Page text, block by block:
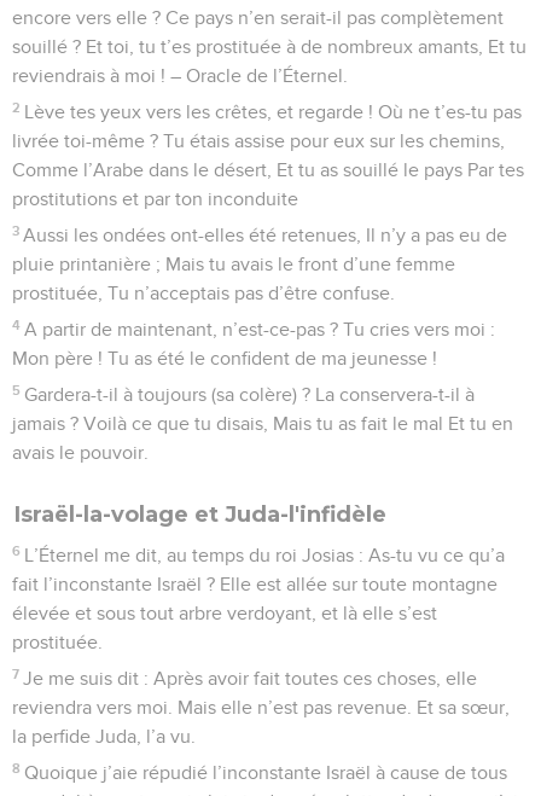
encore vers elle ? Ce pays n’en serait-il pas complètement
souillé ? Et toi, tu t’es prostituée à de nombreux amants, Et tu
reviendrais à moi ! – Oracle de l’Éternel.
2 Lève tes yeux vers les crêtes, et regarde ! Où ne t’es-tu pas
livrée toi-même ? Tu étais assise pour eux sur les chemins,
Comme l’Arabe dans le désert, Et tu as souillé le pays Par tes
prostitutions et par ton inconduite
3 Aussi les ondées ont-elles été retenues, Il n’y a pas eu de
pluie printanière ; Mais tu avais le front d’une femme
prostituée, Tu n’acceptais pas d’être confuse.
4 A partir de maintenant, n’est-ce-pas ? Tu cries vers moi :
Mon père ! Tu as été le confident de ma jeunesse !
5 Gardera-t-il à toujours (sa colère) ? La conservera-t-il à
jamais ? Voilà ce que tu disais, Mais tu as fait le mal Et tu en
avais le pouvoir.
Israël-la-volage et Juda-l'infidèle
6 L’Éternel me dit, au temps du roi Josias : As-tu vu ce qu’a
fait l’inconstante Israël ? Elle est allée sur toute montagne
élevée et sous tout arbre verdoyant, et là elle s’est
prostituée.
7 Je me suis dit : Après avoir fait toutes ces choses, elle
reviendra vers moi. Mais elle n’est pas revenue. Et sa sœur,
la perfide Juda, l’a vu.
8 Quoique j’aie répudié l’inconstante Israël à cause de tous